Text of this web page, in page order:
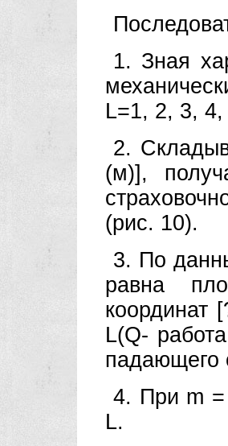
1. Зная
L=1, 2, 3,
2.
(м)],
(рис. 10).
3. По
равна
координат
L(Q-
падающего
4. При m =
L.